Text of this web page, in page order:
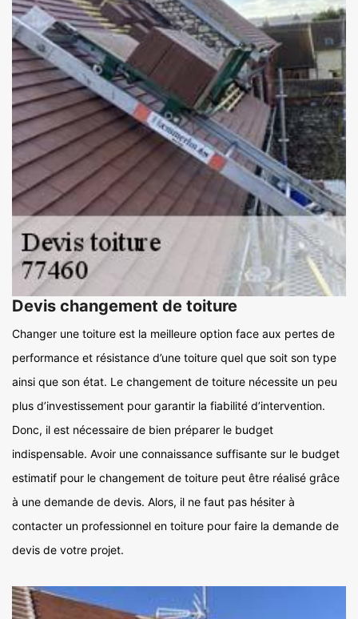
Devis changement de toiture
Changer une toiture est la meilleure option face aux pertes de
performance et résistance d’une toiture quel que soit son type
ainsi que son état. Le changement de toiture nécessite un peu
plus d’investissement pour garantir la fiabilité d’intervention.
Donc, il est nécessaire de bien préparer le budget
indispensable. Avoir une connaissance suffisante sur le budget
estimatif pour le changement de toiture peut être réalisé grâce
à une demande de devis. Alors, il ne faut pas hésiter à
contacter un professionnel en toiture pour faire la demande de
devis de votre projet.